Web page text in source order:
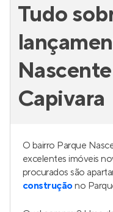
Tudo
Capivara
O bairro Parque
excelentes imóveis
procurados são
construçãono